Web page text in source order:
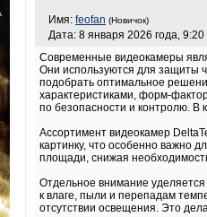
Имя: feofan (Новичок)
Дата: 8 января 2026 года, 9:20
Современные видеокамеры
Они используются для защиты
подобрать оптимальное
характеристиками, форм-
по безопасности и контролю. В
Ассортимент видеокамер
картинку, что особенно важно
площади, снижая
Отдельное внимание
к влаге, пыли и перепадам
отсутствии освещения. Это